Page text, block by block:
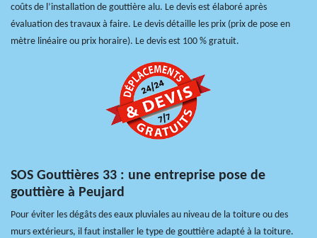
coûts de l’installation de gouttière alu. Le devis est élaboré après
évaluation des travaux à faire. Le devis détaille les prix (prix de pose en
mètre linéaire ou prix horaire). Le devis est 100 % gratuit.
SOS Gouttières 33 : une entreprise pose de
gouttière à Peujard
Pour éviter les dégâts des eaux pluviales au niveau de la toiture ou des
murs extérieurs, il faut installer le type de gouttière adapté à la toiture.